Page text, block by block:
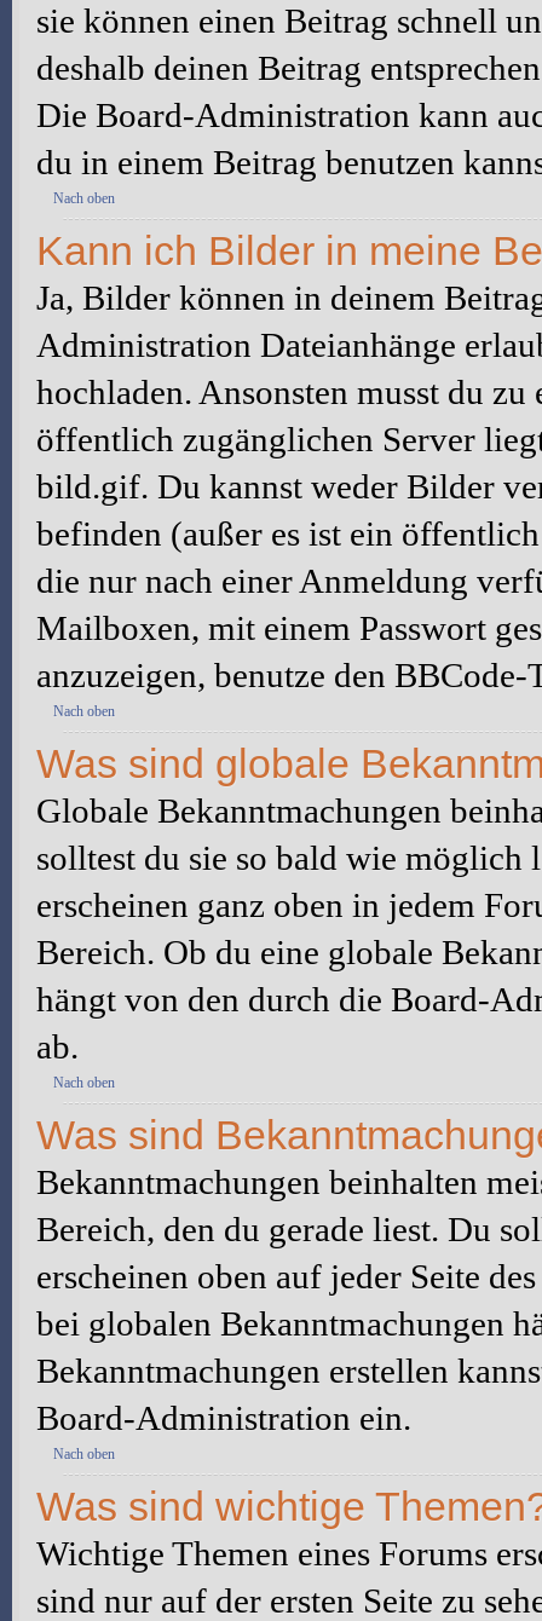
sie können einen Beitrag schnell
deshalb deinen Beitrag
Die Board-Administration kann
du in einem Beitrag benutzen
Nach oben
Kann ich Bilder in meine
Ja, Bilder können in deinem
Administration Dateianhänge
hochladen. Ansonsten musst du
öffentlich zugänglichen Server
bild.gif. Du kannst weder Bilder
befinden (außer es ist ein
die nur nach einer Anmeldung
Mailboxen, mit einem Passwort
anzuzeigen, benutze den
Nach oben
Was sind globale
Globale Bekanntmachungen
solltest du sie so bald wie möglich
erscheinen ganz oben in jedem
Bereich. Ob du eine globale
hängt von den durch die Board-
ab.
Nach oben
Was sind
Bekanntmachungen beinhalten
Bereich, den du gerade liest. Du
erscheinen oben auf jeder Seite
bei globalen Bekanntmachungen
Bekanntmachungen erstellen
Board-Administration ein.
Nach oben
Was sind wichtige
Wichtige Themen eines Forums
sind nur auf der ersten Seite zu